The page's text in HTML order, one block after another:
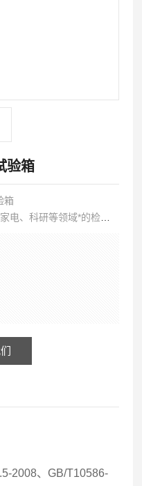
验箱
箱
电、科研等领域*的检测
数及性能。
2008、GB/T10586-